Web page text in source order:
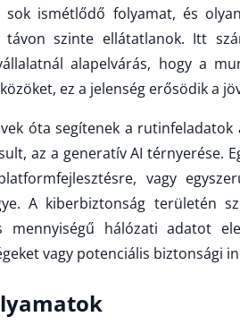
ismétlődő folyamat, és
távon szinte ellátatlanok. Itt
alapelvárás, hogy a
ez a jelenség erősödik a
óta segítenek a
az a generatív AI térnyerése.
vagy
A kiberbiztonság területén
mennyiségű hálózati adatot
vagy potenciális biztonsági